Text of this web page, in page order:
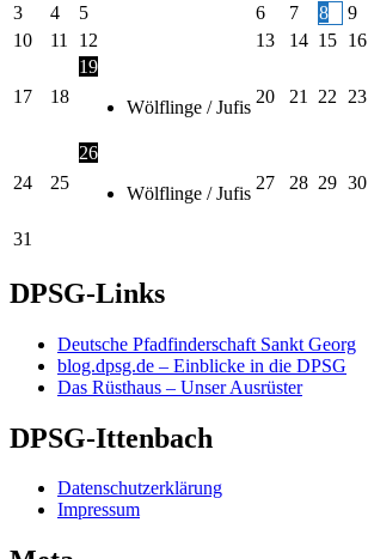
3
4 5 6 7 8
9
10
11 12 13 14 15 16
17 18
19
Wölflinge / Jufis
20 21 22 23
24 25
26
Wölflinge / Jufis
27 28 29 30
31
DPSG-Links
Deutsche Pfadfinderschaft Sankt Georg
blog.dpsg.de – Einblicke in die DPSG
Das Rüsthaus – Unser Ausrüster
DPSG-Ittenbach
Datenschutzerklärung
Impressum